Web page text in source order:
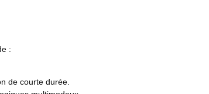
:
de courte durée.